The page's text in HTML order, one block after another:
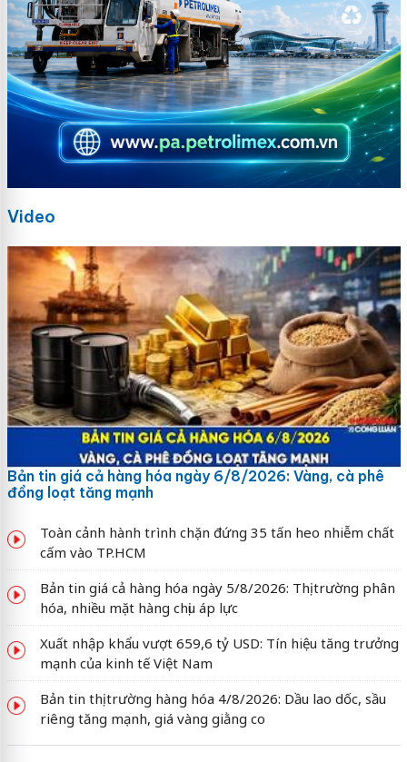
Video
Bản tin giá cả hàng hóa ngày 6/8/2026: Vàng, cà phê
đồng loạt tăng mạnh
Toàn cảnh hành trình chặn đứng 35 tấn heo nhiễm chất
cấm vào TP.HCM
Bản tin giá cả hàng hóa ngày 5/8/2026: Thị trường phân
hóa, nhiều mặt hàng chịu áp lực
Xuất nhập khẩu vượt 659,6 tỷ USD: Tín hiệu tăng trưởng
mạnh của kinh tế Việt Nam
Bản tin thị trường hàng hóa 4/8/2026: Dầu lao dốc, sầu
riêng tăng mạnh, giá vàng giằng co